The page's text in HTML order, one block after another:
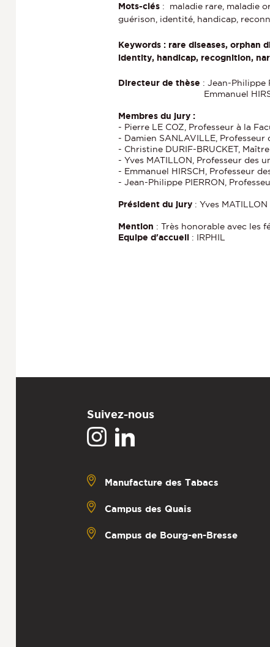
Mots-clés : maladie rare, maladie
guérison, identité, handicap,
Keywords : rare diseases, orphan
identity, handicap, recognition,
Directeur de thèse : Jean-Philippe
Emmanuel
Membres du jury :
- Pierre LE COZ, Professeur à la
- Damien SANLAVILLE, Professeur
- Christine DURIF-BRUCKET,
- Yves MATILLON, Professeur des
- Emmanuel HIRSCH, Professeur
- Jean-Philippe PIERRON,
Président du jury : Yves MATILLON
Mention : Très honorable avec les
Equipe d'accueil : IRPHIL
Suivez-nous
Manufacture des Tabacs
Campus des Quais
Campus de Bourg-en-Bresse